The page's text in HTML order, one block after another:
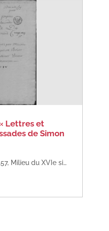
Lettres et
de Simon
, Milieu du XVIe siècle